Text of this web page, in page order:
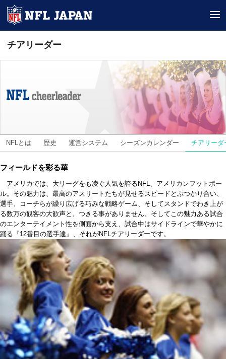
チアリーダー
NFLとは 歴史 運営システム シーズンカレンダー チアリーダ
フィールドを彩る華
アメリカでは、大リーグをも凌ぐ人気を誇るNFL、アメリカンフットボー
ル。その魅力は、最高のアスリートたちが見せるスピードとぶつかり合い、
選手、コーチらが繰り広げる巧みな戦略ゲーム、そしてスタンドでわき上が
る数万の観客の大歓声と、つきる事がありません。そしてこの魅力ある試合
のエンターテイメント性を側面から支え、試合中はサイドラインで華やかに
踊る『12番目の選手達』、それがNFLチアリーダーです。